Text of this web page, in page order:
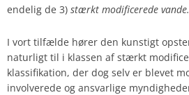
endelig de 3) stærkt modificerede vande.
I vort tilfælde hører den kunstigt
naturligt til i klassen af stærkt
klassifikation, der dog selv er blevet
involverede og ansvarlige